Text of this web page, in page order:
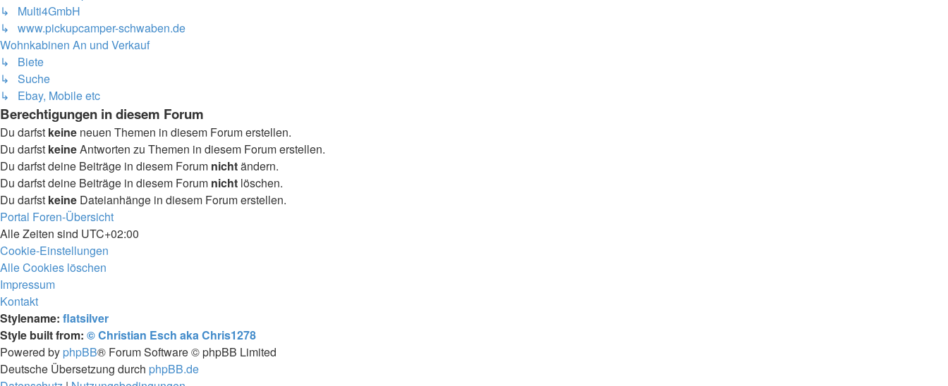
↳ Multi4GmbH
↳ www.pickupcamper-schwaben.de
Wohnkabinen An und Verkauf
↳ Biete
↳ Suche
↳ Ebay, Mobile etc
Berechtigungen in diesem Forum
Du darfst keine neuen Themen in diesem Forum erstellen.
Du darfst keineAntworten zu Themen in diesem Forum erstellen.
Du darfst deine Beiträge in diesem Forum nichtändern.
Du darfst deine Beiträge in diesem Forum nicht löschen.
Du darfst keine Dateianhänge in diesem Forum erstellen.
Portal Foren-Übersicht
Alle Zeiten sind UTC+02:00
Cookie-Einstellungen
Alle Cookies löschen
Impressum
Kontakt
Stylename: flatsilver
Style built from: © Christian Esch aka Chris1278
Powered by phpBB® Forum Software © phpBB Limited
Deutsche Übersetzung durch phpBB.de